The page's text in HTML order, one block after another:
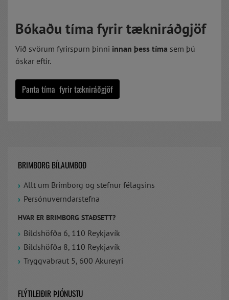
Bókaðu tíma fyrir tækniráðgjöf
Við svörum fyrirspurn þinni innan þess tíma sem þú
óskar eftir.
Panta tíma fyrir tækniráðgjöf
BRIMBORG BÍLAUMBOÐ
Allt um Brimborg og stefnur félagsins
Persónuverndarstefna
HVAR ER BRIMBORG STAÐSETT?
Bíldshöfða 6, 110 Reykjavík
Bíldshöfða 8, 110 Reykjavík
Tryggvabraut 5, 600 Akureyri
FLÝTILEIÐIR ÞJÓNUSTU